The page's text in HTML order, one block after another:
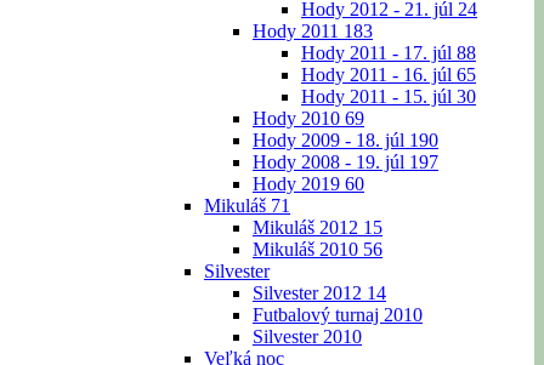
Hody 2012 - 21. júl 24
Hody 2011 183
Hody 2011 - 17. júl 88
Hody 2011 - 16. júl 65
Hody 2011 - 15. júl 30
Hody 2010 69
Hody 2009 - 18. júl 190
Hody 2008 - 19. júl 197
Hody 2019 60
Mikuláš 71
Mikuláš 2012 15
Mikuláš 2010 56
Silvester
Silvester 2012 14
Futbalový turnaj 2010
Silvester 2010
Veľká noc